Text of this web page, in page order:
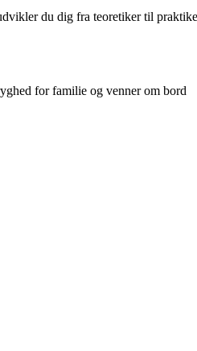
du dig fra teoretiker til
for familie og venner om bord